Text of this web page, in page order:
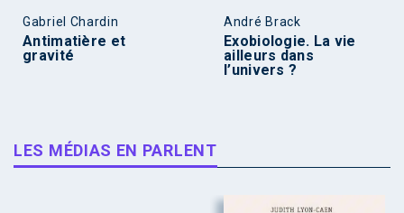
Gabriel Chardin
Antimatière et
gravité
André Brack
Exobiologie. La vie
ailleurs dans
l’univers ?
LES MÉDIAS EN PARLENT